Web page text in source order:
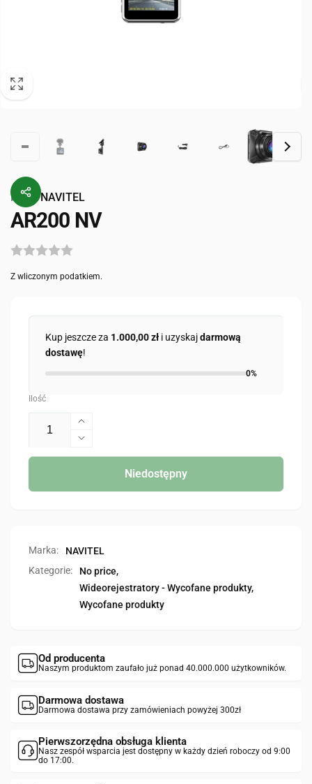
Przez NAVITEL
AR200 NV
Z wliczonym podatkiem.
Kup jeszcze za 1.000,00 zł i uzyskajdarmową
dostawę!
0%
Ilość
Zwiększ
ilość
dla
Zmniejsz
ilość
AR200
Niedostępny
Marka:
NAVITEL
Kategorie:
No price,
Wideorejestratory - Wycofane produkty,
Wycofane produkty
Od producenta
Naszym produktom zaufało już ponad 40.000.000 użytkowników.
Darmowa dostawa
Darmowa dostawa przy zamówieniach powyżej 300zł
Pierwszorzędna obsługa klienta
Nasz zespół wsparcia jest dostępny w każdy dzień roboczy od 9:00
do 17:00.